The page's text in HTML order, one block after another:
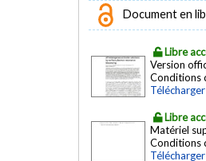
Document en
Libre
Version
Conditions
Libre
Matériel
Conditions